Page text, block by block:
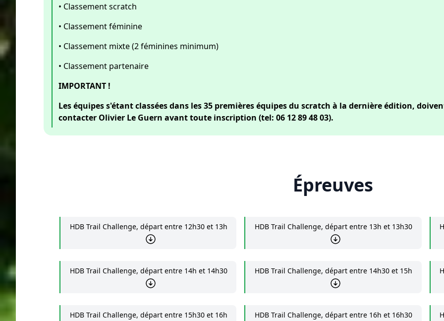
• Classement scratch
• Classement féminine
• Classement mixte (2 féminines minimum)
• Classement partenaire
IMPORTANT !
Les équipes s'étant classées dans les 35 premières équipes du scratch à la dernière édition,
contacter Olivier Le Guern avant toute inscription (tel: 06 12 89 48 03).
Épreuves
HDB Trail Challenge, départ entre 12h30 et 13h HDB Trail Challenge, départ entre 13h et 13h30
HDB Trail Challenge, départ entre 14h et 14h30 HDB Trail Challenge, départ entre 14h30 et 15h
HDB Trail Challenge, départ entre 15h30 et 16h HDB Trail Challenge, départ entre 16h et 16h30